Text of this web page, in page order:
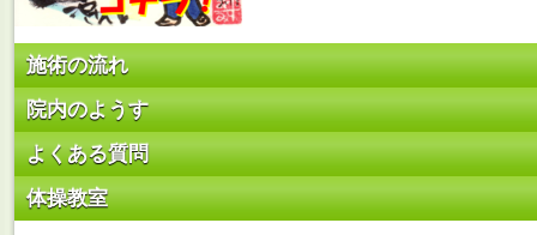
施術の流れ
院内のようす
よくある質問
体操教室